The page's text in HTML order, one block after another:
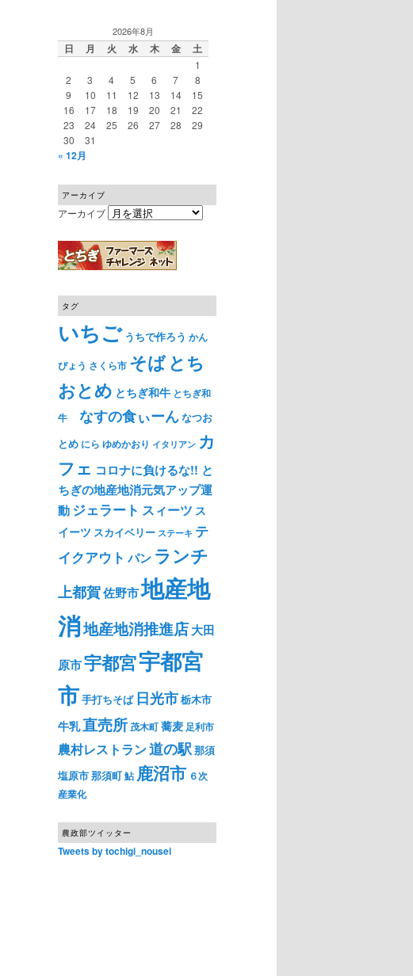
2026年8月
日 月 火 水 木 金 土
1
2
3 4 5 6 7
8
9
10 11 12 13 14
15
16
17 18 19 20 21
22
23
24 25 26 27 28
29
30
31
« 12月
アーカイブ
アーカイブ
タグ
いちご うちで作ろう かん
ぴょう さくら市 そばとち
おとめ とちぎ和牛 とちぎ和
牛
なすの食ぃーんなつお
とめ にら ゆめかおり イタリアン カ
フェ コロナに負けるな!! と
ちぎの地産地消元気アップ運
動ジェラート スィーツ ス
イーツ スカイベリー ステーキ テ
イクアウト パン ランチ
上都賀佐野市地産地
消地産地消推進店大田
原市宇都宮宇都宮
市手打ちそば 日光市栃木市
牛乳直売所 茂木町蕎麦 足利市
農村レストラン道の駅那須
塩原市那須町鮎 鹿沼市 ６次
産業化
農政部ツイッター
Tweets by tochigi_nousei